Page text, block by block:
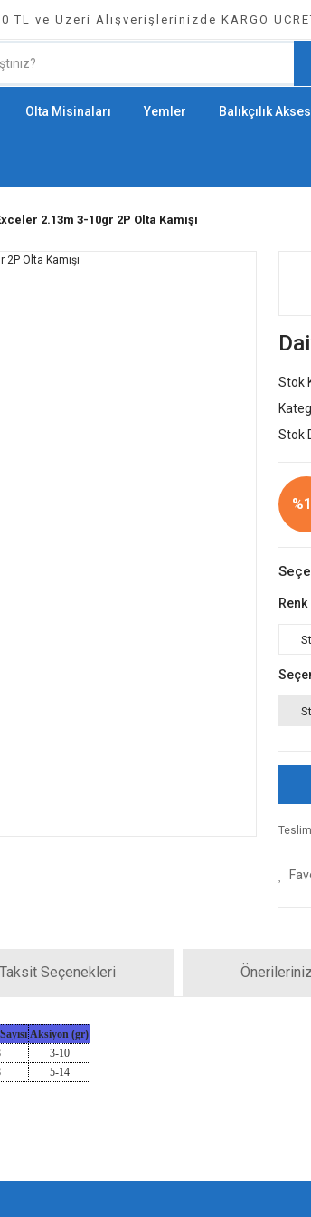
TL ve Üzeri Alışverişlerinizde KARGO
Olta Misinaları Yemler Balıkçılık
2.13m 3-10gr 2P Olta Kamışı
Stok
Stok
Renk
Taksit Seçenekleri Önerileriniz
Aksiyon (gr)
3-10
5-14
Bu ürüne ilk yorumu siz yapın!